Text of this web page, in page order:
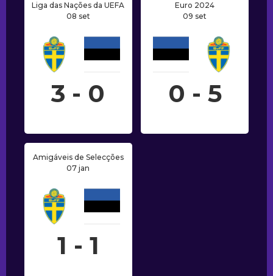
Liga das Nações da UEFA
08 set
3 - 0
Euro 2024
09 set
0 - 5
Amigáveis de Selecções
07 jan
1 - 1